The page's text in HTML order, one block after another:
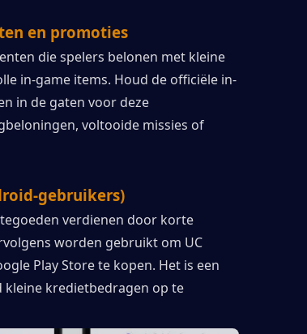
en promoties
die spelers belonen met kleine
in-game items. Houd de officiële in-
in de gaten voor deze
voltooide missies of
gebruikers)
verdienen door korte
worden gebruikt om UC
Play Store te kopen. Het is een
kredietbedragen op te